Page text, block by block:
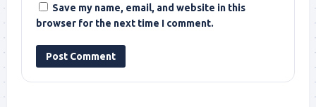
Save my name, email, and website in this
browser for the next time I comment.